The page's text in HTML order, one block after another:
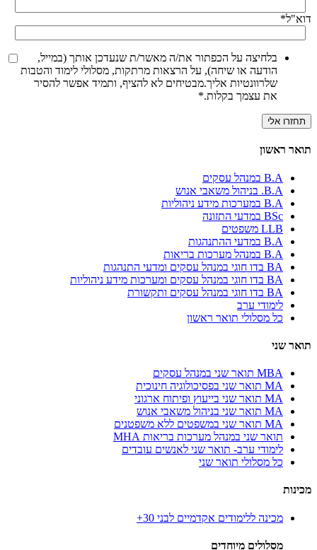
דוא"ל*
בלחיצה על הכפתור את/ה מאשר/ת שנעדכן אותך (במייל,
הודעה או שיחה), על הרצאות מרתקות, מסלולי לימוד והטבות
שלרוונטיות אליך.מבטיחים לא להציף, ותמיד אפשר להסיר
את עצמך בקלות.*
תואר ראשון
B.A במנהל עסקים
B.A. בניהול משאבי אנוש
B.A במערכות מידע ניהוליות
BSc במדעי התזונה
LLB משפטים
B.A במדעי ההתנהגות
B.A במנהל מערכות בריאות
BA בדו חוגי במנהל עסקים ומדעי התנהגות
BA בדו חוגי במנהל עסקים ומערכות מידע ניהוליות
BA בדו חוגי במנהל עסקים ותקשורת
לימודי ערב
כל מסלולי תואר ראשון
תואר שני
MBA תואר שני במנהל עסקים
MA תואר שני בפסיכולוגיה חינוכית
MA תואר שני בייעוץ ופיתוח ארגוני
MA תואר שני בניהול משאבי אנוש
MA תואר שני במשפטים ללא משפטנים
תואר שני במנהל מערכות בריאות MHA
לימודי ערב- תואר שני לאנשים עובדים
כל מסלולי תואר שני
מכינות
מכינה ללימודים אקדמיים לבני 30+
מסלולים מיוחדים